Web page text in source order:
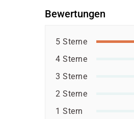
Bewertungen
5 Sterne
4 Sterne
3 Sterne
2 Sterne
1 Stern